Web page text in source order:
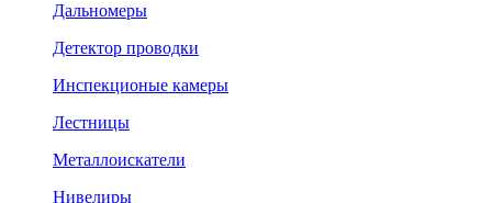
Дальномеры
Детектор проводки
Инспекционые камеры
Лестницы
Металлоискатели
Нивелиры